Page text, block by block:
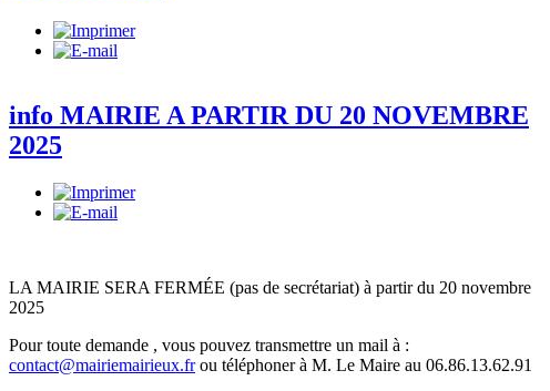
info MAIRIE A PARTIR DU 20 NOVEMBRE
2025
LA MAIRIE SERA FERMÉE (pas de secrétariat) à partir du 20 novembre
2025
Pour toute demande , vous pouvez transmettre un mail à :
contact@mairiemairieux.frou téléphoner à M. Le Maire au 06.86.13.62.91